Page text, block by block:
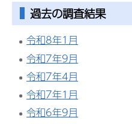
過去の調査結果
令和8年1 月
令和7年9月
令和7年4月
令和7年1月
令和6年9月